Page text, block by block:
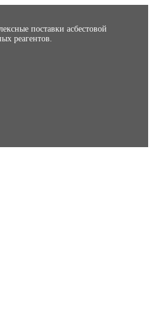
поставки асбестовой
реагентов.